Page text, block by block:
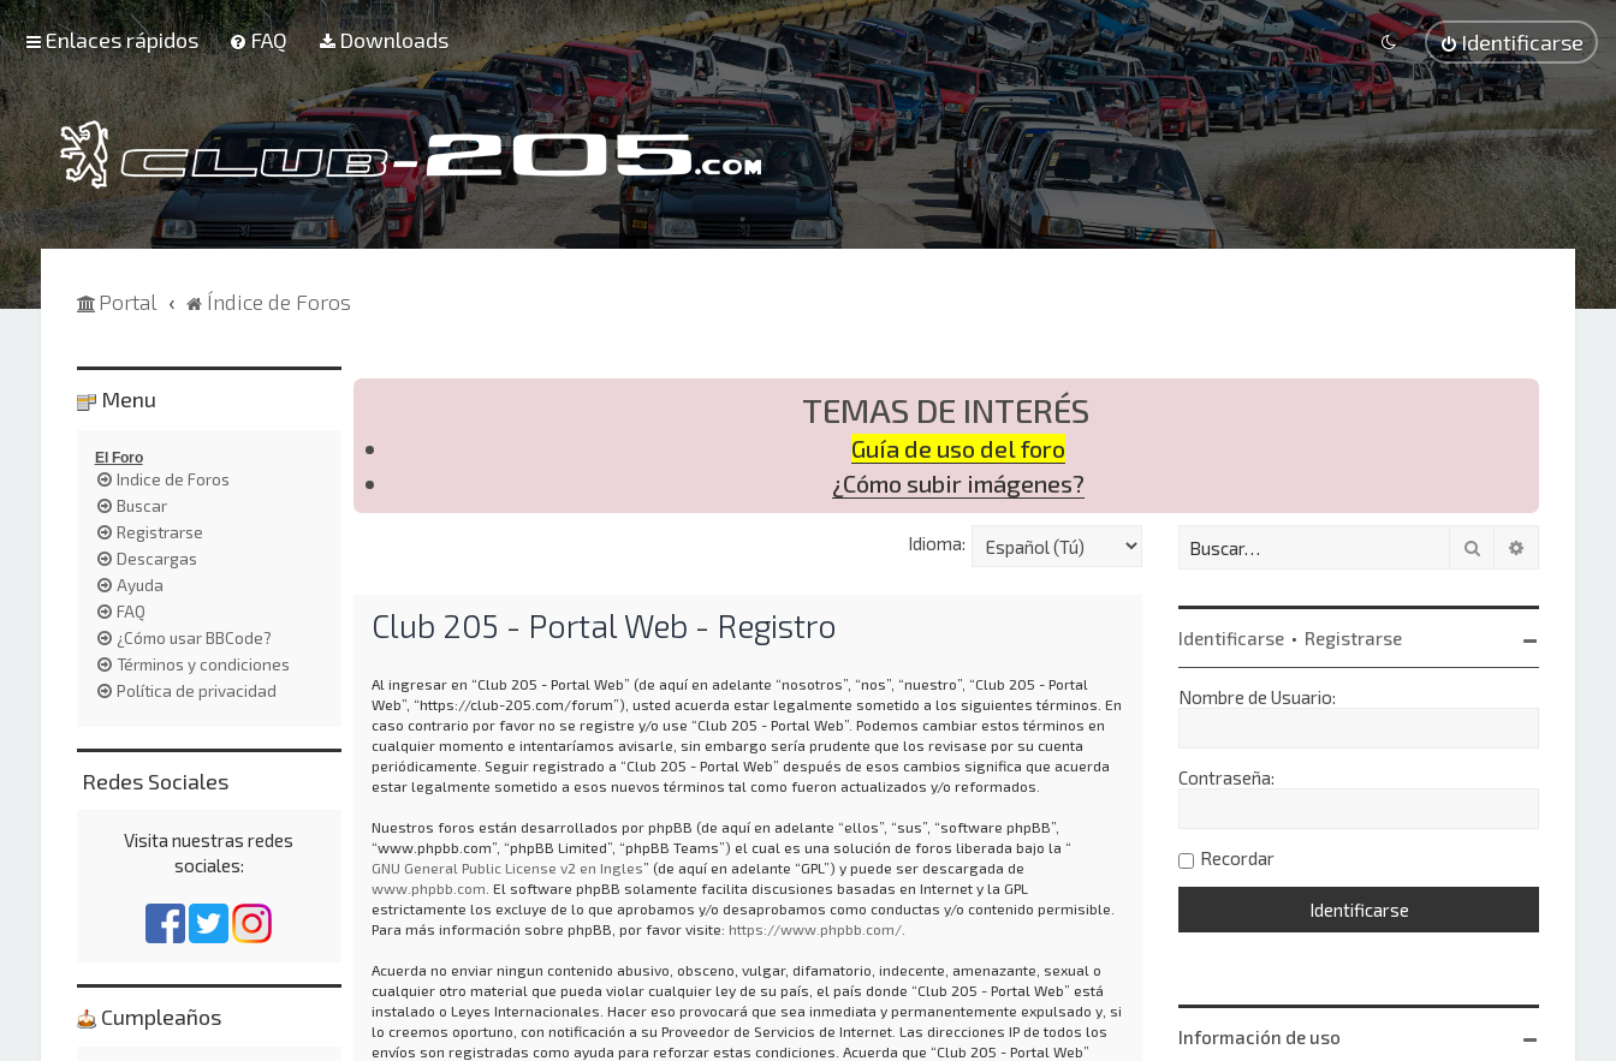
Enlaces rápidos FAQ Downloads Identificarse
Portal Índice de Foros
TEMAS DE INTERÉS
Guía de uso del foro
¿Cómo subir imágenes?
Idioma:
Club 205 - Portal Web - Registro
Al ingresar en “Club 205 - Portal Web” (de aquí en adelante “nosotros”, “nos”, “nuestro”, “Club 205 - Portal
Web”, “https://club-205.com/forum”), usted acuerda estar legalmente sometido a los siguientes términos. En
caso contrario por favor no se registre y/o use “Club 205 - Portal Web”. Podemos cambiar estos términos en
cualquier momento e intentaríamos avisarle, sin embargo sería prudente que los revisase por su cuenta
periódicamente. Seguir registrado a “Club 205 - Portal Web” después de esos cambios significa que acuerda
estar legalmente sometido a esos nuevos términos tal como fueron actualizados y/o reformados.
Nuestros foros están desarrollados por phpBB (de aquí en adelante “ellos”, “sus”, “software phpBB”,
“www.phpbb.com”, “phpBB Limited”, “phpBB Teams”) el cual es una solución de foros liberada bajo la “
GNU General Public License v2 en Ingles” (de aquí en adelante “GPL”) y puede ser descargada de
www.phpbb.com . El software phpBB solamente facilita discusiones basadas en Internet y la GPL
estrictamente los excluye de lo que aprobamos y/o desaprobamos como conductas y/o contenido permisible.
Para más información sobre phpBB, por favor visite: https://www.phpbb.com/.
Acuerda no enviar ningun contenido abusivo, obsceno, vulgar, difamatorio, indecente, amenazante, sexual o
cualquier otro material que pueda violar cualquier ley de su país, el país donde “Club 205 - Portal Web” está
instalado o Leyes Internacionales. Hacer eso provocará que sea inmediata y permanentemente expulsado y, si
lo creemos oportuno, con notificación a su Proveedor de Servicios de Internet. Las direcciones IP de todos los
envíos son registradas como ayuda para reforzar estas condiciones. Acuerda que “Club 205 - Portal Web”
Buscar
Identificarse • Registrarse
Nombre de Usuario:
Contraseña:
Recordar
Información de uso
Menu
El Foro
Indice de Foros
Buscar
Registrarse
Descargas
Ayuda
FAQ
¿Cómo usar BBCode?
Términos y condiciones
Política de privacidad
Redes Sociales
Visita nuestras redes
sociales:
Cumpleaños